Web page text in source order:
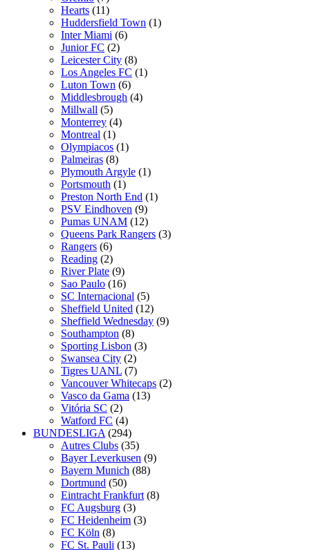
Hearts (11)
Huddersfield Town (1)
Inter Miami (6)
Junior FC (2)
Leicester City (8)
Los Angeles FC (1)
Luton Town (6)
Middlesbrough (4)
Millwall (5)
Monterrey (4)
Montreal (1)
Olympiacos (1)
Palmeiras (8)
Plymouth Argyle (1)
Portsmouth (1)
Preston North End (1)
PSV Eindhoven (9)
Pumas UNAM (12)
Queens Park Rangers (3)
Rangers (6)
Reading (2)
River Plate (9)
Sao Paulo (16)
SC Internacional (5)
Sheffield United (12)
Sheffield Wednesday (9)
Southampton (8)
Sporting Lisbon (3)
Swansea City (2)
Tigres UANL (7)
Vancouver Whitecaps (2)
Vasco da Gama (13)
Vitória SC (2)
Watford FC (4)
BUNDESLIGA (294)
Autres Clubs (35)
Bayer Leverkusen (9)
Bayern Munich (88)
Dortmund (50)
Eintracht Frankfurt (8)
FC Augsburg (3)
FC Heidenheim (3)
FC Köln (8)
FC St. Pauli (13)